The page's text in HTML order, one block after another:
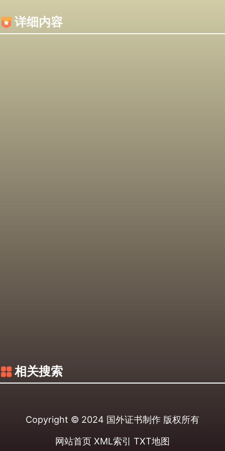
详细内容
相关搜索
Copyright © 2024 国外证书制作 版权所有
网站首页 XML索引 TXT地图